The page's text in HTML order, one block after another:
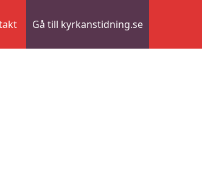
Gå till kyrkanstidning.se